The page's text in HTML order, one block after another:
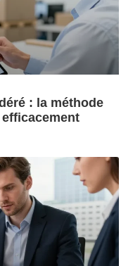
: la méthode